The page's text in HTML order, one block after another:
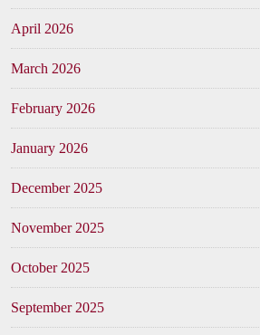
April 2026
March 2026
February 2026
January 2026
December 2025
November 2025
October 2025
September 2025